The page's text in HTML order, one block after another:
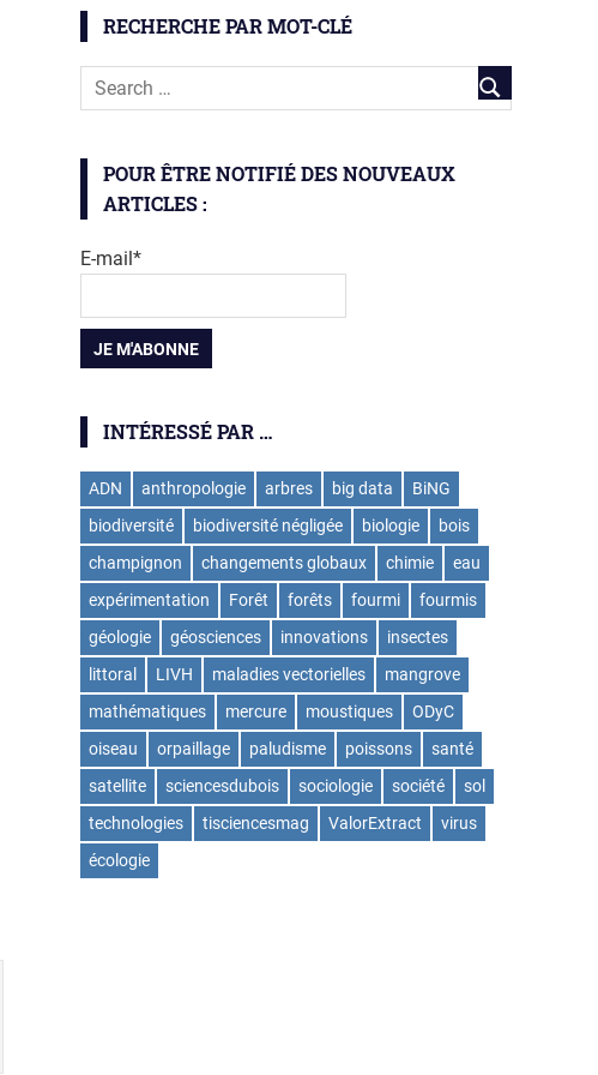
RECHERCHE PAR MOT-CLÉ
POUR ÊTRE NOTIFIÉ DES NOUVEAUX
ARTICLES :
E-mail*
INTÉRESSÉ PAR …
ADN anthropologie arbres big data
BiNG
biodiversité
biodiversité négligée biologie
bois
champignon
changements globaux chimie
eau
expérimentation
Forêt forêts fourmi
fourmis
géologie
géosciences innovations
insectes
littoral
LIVH maladies vectorielles
mangrove
mathématiques
mercure moustiques
ODyC
oiseau
orpaillage paludisme poissons
santé
satellite
sciencesdubois sociologie société
sol
technologies
tisciencesmag ValorExtract
virus
écologie